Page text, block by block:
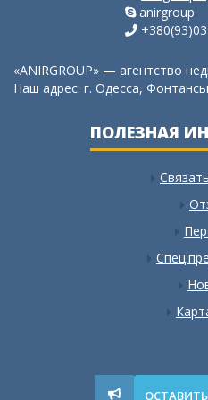
anirgroup
«ANIRGROUP» — агентство
Наш адрес: г. Одесса,
ПОЛЕЗНАЯ